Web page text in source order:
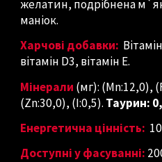
желатин, подрібнена
маніок.
Харчові добавки:
вітамін D3, вітамін E.
Мінерали (мг): (Mn:12,0),
(Zn:30,0), (I:0,5). Таурин:
Енергетична цінність:
Доступні у фасуванні: